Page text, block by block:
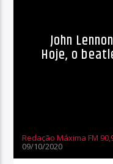
John
Hoje, o
Redação Máxima FM
09/10/2020